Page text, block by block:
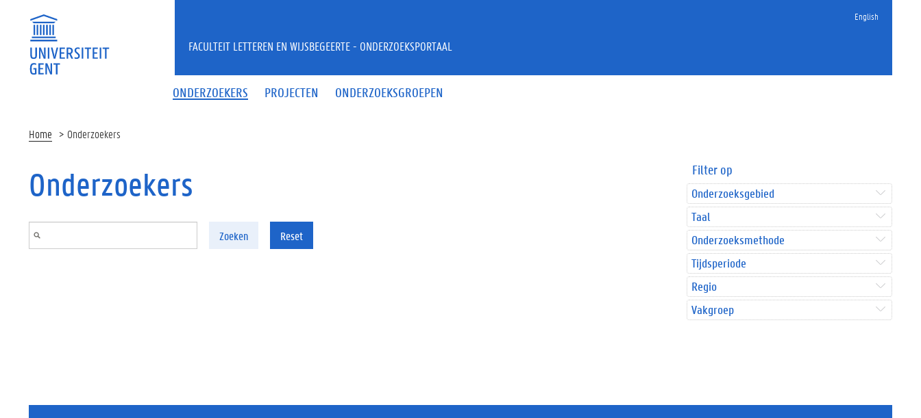
English
ONDERZOEKERS PROJECTEN ONDERZOEKSGROEPEN
FACULTEIT LETTEREN EN WIJSBEGEERTE - ONDERZOEKSPORTAAL
Home Onderzoekers
Onderzoekers
Zoeken Reset
Filter op
Onderzoeksgebied
Taal
Onderzoeksmethode
Tijdsperiode
Regio
Vakgroep